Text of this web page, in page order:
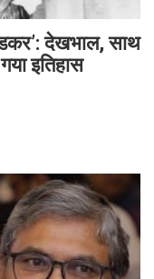
देखभाल, साथ
इतिहास